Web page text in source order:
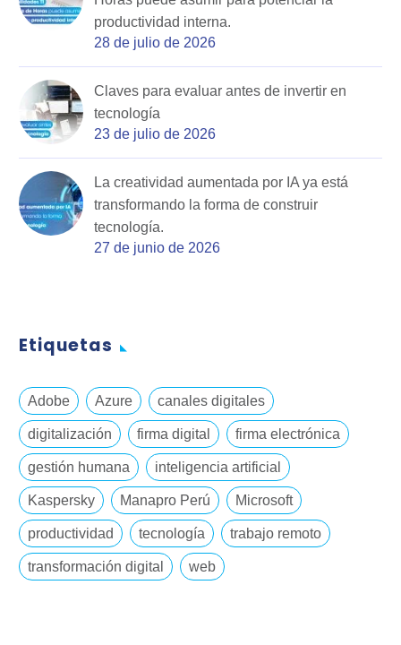
productividad interna.
28 de julio de 2026
Claves para evaluar antes de invertir en
tecnología
23 de julio de 2026
La creatividad aumentada por IA ya está
transformando la forma de construir
tecnología.
27 de junio de 2026
Etiquetas
Adobe Azure canales digitales
digitalización firma digital firma electrónica
gestión humana inteligencia artificial
Kaspersky Manapro Perú Microsoft
productividad tecnología trabajo remoto
transformación digital web